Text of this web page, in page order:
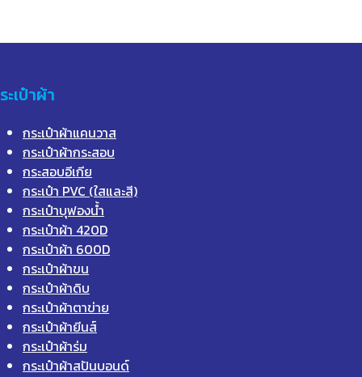
ะเป๋าผ้า
กระเป๋าผ้าแคนวาส
กระเป๋าผ้ากระสอบ
กระสอบอีเกีย
กระเป๋า PVC (ใสและสี)
กระเป๋าบุฟองน้ำ
กระเป๋าผ้า 420D
กระเป๋าผ้า 600D
กระเป๋าผ้าขน
กระเป๋าผ้าดิบ
กระเป๋าผ้าตาข่าย
กระเป๋าผ้ายีนส์
กระเป๋าผ้าร่ม
กระเป๋าผ้าสปันบอนด์